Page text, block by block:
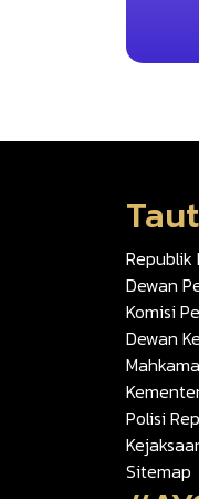
Republik
Dewan
Komisi
Dewan
Polisi
Sitemap